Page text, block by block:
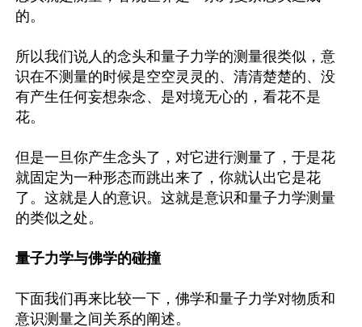
的。
所以我们说人的念头和量子力学的测量很类似，意
识在不测量的时候是空空灵灵的、清清楚楚的、没
有产生任何妄想杂念、是对境无心的，看花不是
花。
但是一旦你产生念头了，对它进行测量了，于是花
就固定为一种形态而跳出来了，你就认出它是花
了。这就是人的意识。这就是意识和量子力学测量
的类似之处。
量子力学与佛学的碰撞
下面我们再来比较一下，佛学和量子力学对物质和
意识测量之间关系的阐述。